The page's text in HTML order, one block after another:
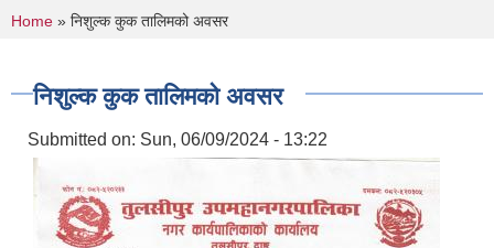
You are here
Home » निशुल्क कुक तालिमको अवसर
निशुल्क कुक तालिमको अवसर
Submitted on: Sun, 06/09/2024 - 13:22